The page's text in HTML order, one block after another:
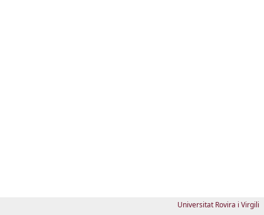
Universitat Rovira i Virgili